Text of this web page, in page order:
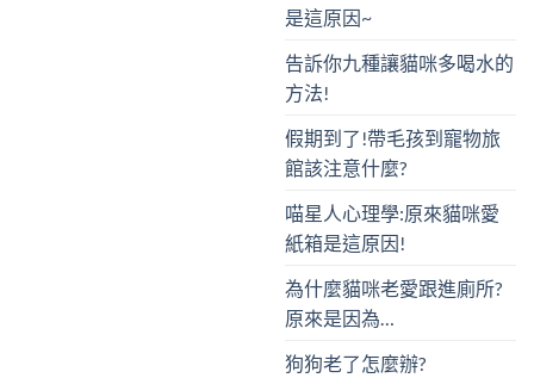
是這原因~
告訴你九種讓貓咪多喝水的
方法!
假期到了!帶毛孩到寵物旅
館該注意什麼?
喵星人心理學:原來貓咪愛
紙箱是這原因!
為什麼貓咪老愛跟進廁所?
原來是因為…
狗狗老了怎麼辦?